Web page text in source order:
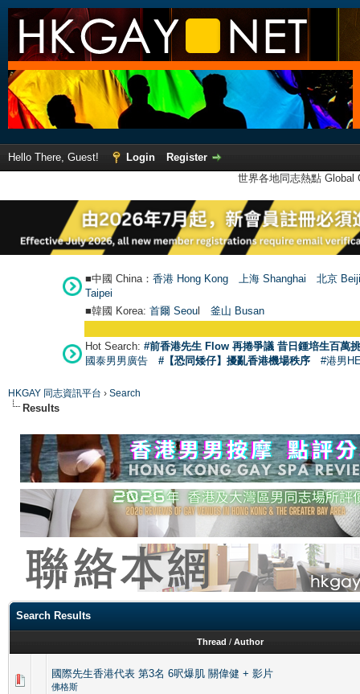
Hello There, Guest! Login
Register
世界各地同志熱點
■中國 China： 香港 Hong Kong 上海 Shanghai
北京
Taipei
■韓國 Korea: 首爾 Seoul 釜山 Busan
Hot Search: #前香港先生 Flow 再捲爭議 昔日鍾培生百萬
國泰男男廣告
#【恐同矮仔】擾亂香港機場秩序 #港男
HKGAY 同志資訊平台 › Search
Results
Search Results
Thread / Author
國際先生香港代表 第3名 6呎爆肌 關偉健 + 影片
佛格斯